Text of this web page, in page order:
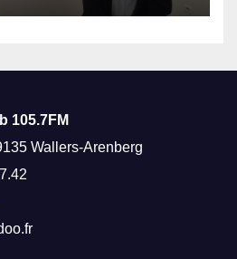
105.7FM
Wallers-Arenberg